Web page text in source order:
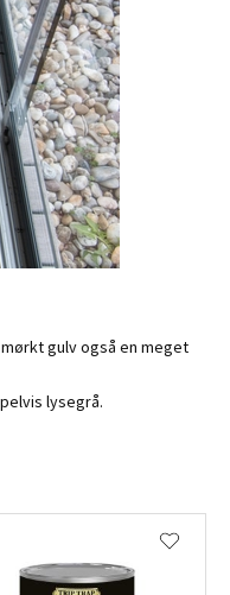
gulv også en meget
lysegrå.